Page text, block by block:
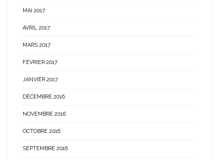
MAI 2017
AVRIL 2017
MARS 2017
FÉVRIER 2017
JANVIER 2017
DÉCEMBRE 2016
NOVEMBRE 2016
OCTOBRE 2016
SEPTEMBRE 2016